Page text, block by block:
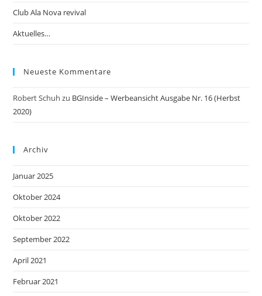
Club Ala Nova revival
Aktuelles…
Neueste Kommentare
Robert Schuh zu BGInside – Werbeansicht Ausgabe Nr. 16 (Herbst
2020)
Archiv
Januar 2025
Oktober 2024
Oktober 2022
September 2022
April 2021
Februar 2021